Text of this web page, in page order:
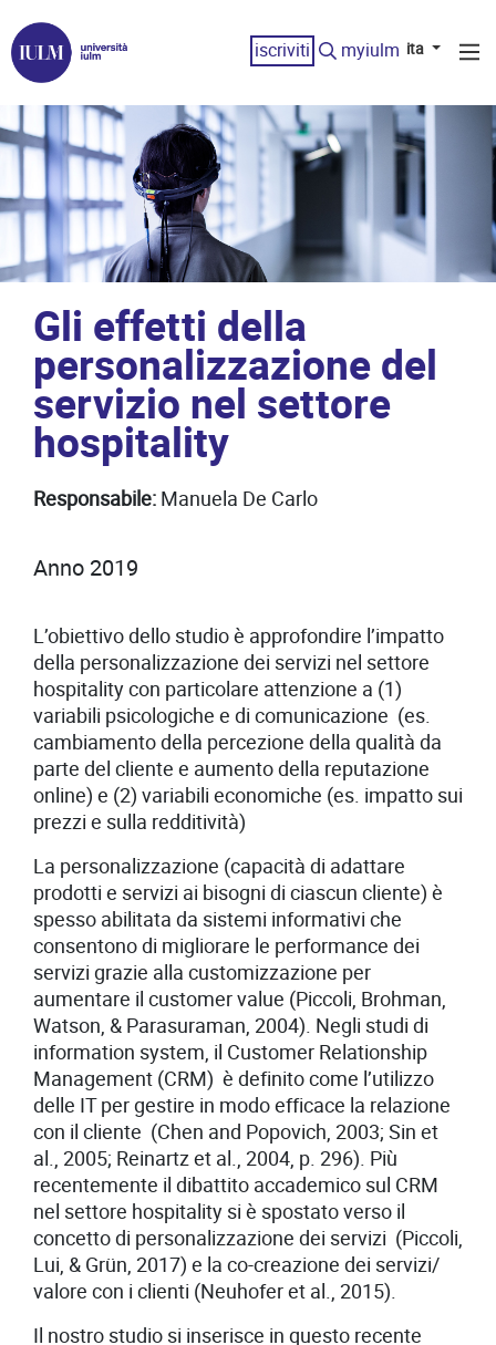
iscriviti myiulm ita
Gli effetti della
personalizzazione del
servizio nel settore
hospitality
Responsabile: Manuela De Carlo
Anno 2019
L’obiettivo dello studio è approfondire l’impatto
della personalizzazione dei servizi nel settore
hospitality con particolare attenzione a (1)
variabili psicologiche e di comunicazione (es.
cambiamento della percezione della qualità da
parte del cliente e aumento della reputazione
online) e (2) variabili economiche (es. impatto sui
prezzi e sulla redditività)
La personalizzazione (capacità di adattare
prodotti e servizi ai bisogni di ciascun cliente) è
spesso abilitata da sistemi informativi che
consentono di migliorare le performance dei
servizi grazie alla customizzazione per
aumentare il customer value (Piccoli, Brohman,
Watson, & Parasuraman, 2004). Negli studi di
information system, il Customer Relationship
Management (CRM) è definito come l’utilizzo
delle IT per gestire in modo efficace la relazione
con il cliente (Chen and Popovich, 2003; Sin et
al., 2005; Reinartz et al., 2004, p. 296). Più
recentemente il dibattito accademico sul CRM
nel settore hospitality si è spostato verso il
concetto di personalizzazione dei servizi (Piccoli,
Lui, & Grün, 2017) e la co-creazione dei servizi/
valore con i clienti (Neuhofer et al., 2015).
Il nostro studio si inserisce in questo recente